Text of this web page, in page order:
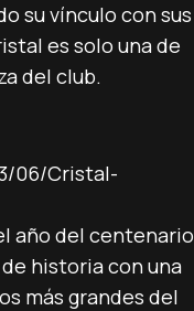
su vínculo con sus
es solo una de
del club.
año del centenario
historia con una
más grandes del